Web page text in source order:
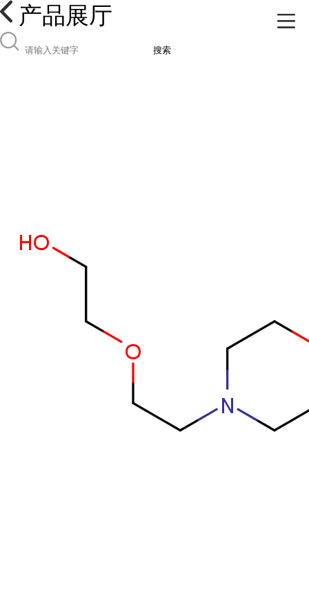
产品展厅
搜索